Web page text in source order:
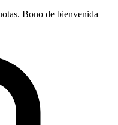
Bono de bienvenida